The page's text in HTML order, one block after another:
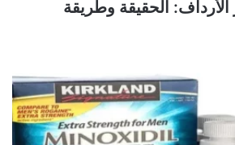
الأرداف: الحقيقة وطريقة